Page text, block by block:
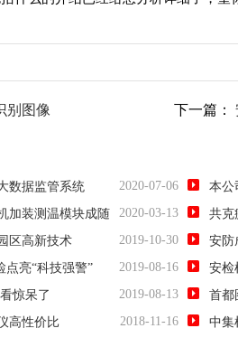
别图像 下一篇：
2020-07-06
数据监管系统
本公
2020-03-13
加装测温模块成随
共克
2019-10-30
区高新技术
安防
2019-08-16
点亮“科技强警”
安检
2019-08-13
惊呆了
首都
2018-11-16
高性价比 中集